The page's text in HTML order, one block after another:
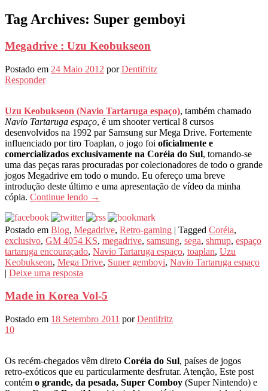
Tag Archives: Super gemboyi
Megadrive : Uzu Keobukseon
Postado em 24 Maio 2012 porDentifritz
Responder
Uzu Keobukseon (Navio Tartaruga espaço), também chamado
Navio Tartaruga espaço, é um shooter vertical 8 cursos
desenvolvidos na 1992 par Samsung sur Mega Drive. Fortemente
influenciado por tiro Toaplan, o jogo foi oficialmente e
comercializados exclusivamente na Coréia do Sul, tornando-se
uma das peças raras procuradas por colecionadores de todo o grande
jogos Megadrive em todo o mundo. Eu ofereço uma breve
introdução deste último e uma apresentação de vídeo da minha
cópia. Continue lendo →
Postado em Blog, Megadrive, Retro-gaming | Tagged Coréia,
exclusivo, GM 4054 KS, megadrive, samsung, sega, shmup, espaço
tartaruga encouraçado, Navio Tartaruga espaço, toaplan, Uzu
Keobukseon, Mega Drive, Super gemboyi, Navio Tartaruga espaço
| Deixe uma resposta
Made in Korea Vol-5
Postado em 18 Setembro 2011 porDentifritz
10
Os recém-chegados vêm direto Coréia do Sul, países de jogos
retro-exóticos que eu particularmente desfrutar. Atenção, Este post
contém o grande, da pesada, Super Comboy (Super Nintendo) e